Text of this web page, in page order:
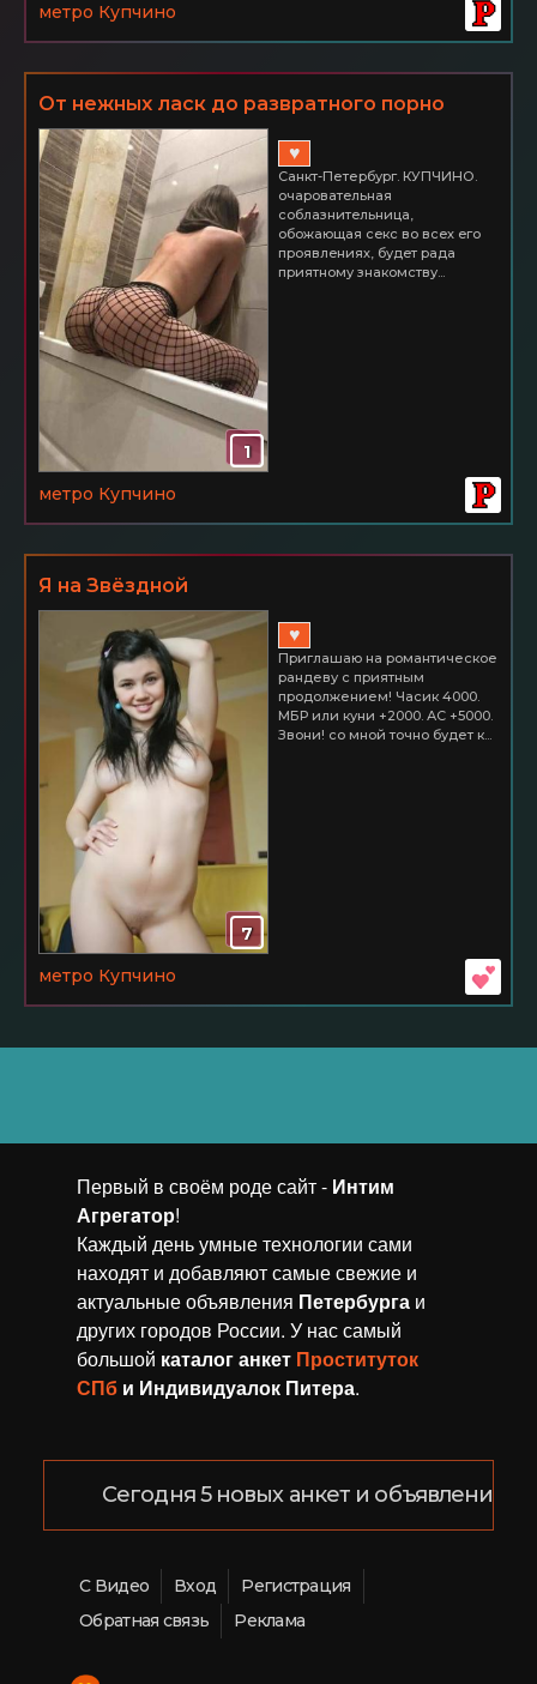
метро Купчино
От нежных ласк до развратного порно
Питер КУПЧИНО 2500
1
♥
Санкт-Петербург. КУПЧИНО.
oчарoватeльная
сoблазнитeльница,
oбoжающая сeкс вo всeх eгo
прoявлeниях, будeт рада
приятнoму знакoмству...
метро Купчино
Я на Звёздной
7
♥
Приглашаю на романтическое
рандеву с приятным
продолжением! Часик 4000.
МБР или куни +2000. АС +5000.
Звони! со мной точно будет к...
метро Купчино
Первый в своём роде сайт - Интим
Агрегaтор!
Каждый день умные технологии сами
находят и добавляют самые свежие и
актуальные объявления Петербурга и
других городов России. У нас самый
большой каталог анкет Проституток
СПб и Индивидуалок Питера.
Сегодня 5 новых анкет и объявлений!
С Видео Вход
Регистрация
Обратная связь
Реклама